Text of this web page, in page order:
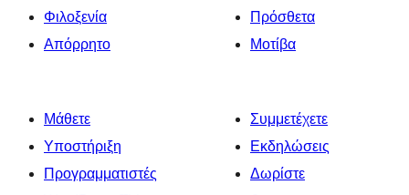
Φιλοξενία
Απόρρητο
Πρόσθετα
Μοτίβα
Μάθετε
Υποστήριξη
Προγραμματιστές
Συμμετέχετε
Εκδηλώσεις
Δωρίστε